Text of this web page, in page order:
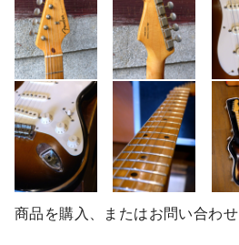
商品を購入、またはお問い合わせ